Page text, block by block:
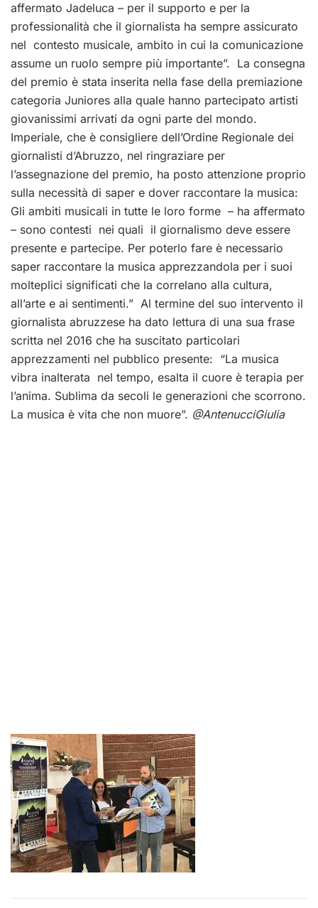
affermato Jadeluca – per il supporto e per la
professionalità che il giornalista ha sempre assicurato
nel contesto musicale, ambito in cui la comunicazione
assume un ruolo sempre più importante”. La consegna
del premio è stata inserita nella fase della premiazione
categoria Juniores alla quale hanno partecipato artisti
giovanissimi arrivati da ogni parte del mondo.
Imperiale, che è consigliere dell’Ordine Regionale dei
giornalisti d’Abruzzo, nel ringraziare per
l’assegnazione del premio, ha posto attenzione proprio
sulla necessità di saper e dover raccontare la musica:
Gli ambiti musicali in tutte le loro forme – ha affermato
– sono contesti nei quali il giornalismo deve essere
presente e partecipe. Per poterlo fare è necessario
saper raccontare la musica apprezzandola per i suoi
molteplici significati che la correlano alla cultura,
all’arte e ai sentimenti.” Al termine del suo intervento il
giornalista abruzzese ha dato lettura di una sua frase
scritta nel 2016 che ha suscitato particolari
apprezzamenti nel pubblico presente: “La musica
vibra inalterata nel tempo, esalta il cuore è terapia per
l’anima. Sublima da secoli le generazioni che scorrono.
La musica è vita che non muore”. @AntenucciGiulia